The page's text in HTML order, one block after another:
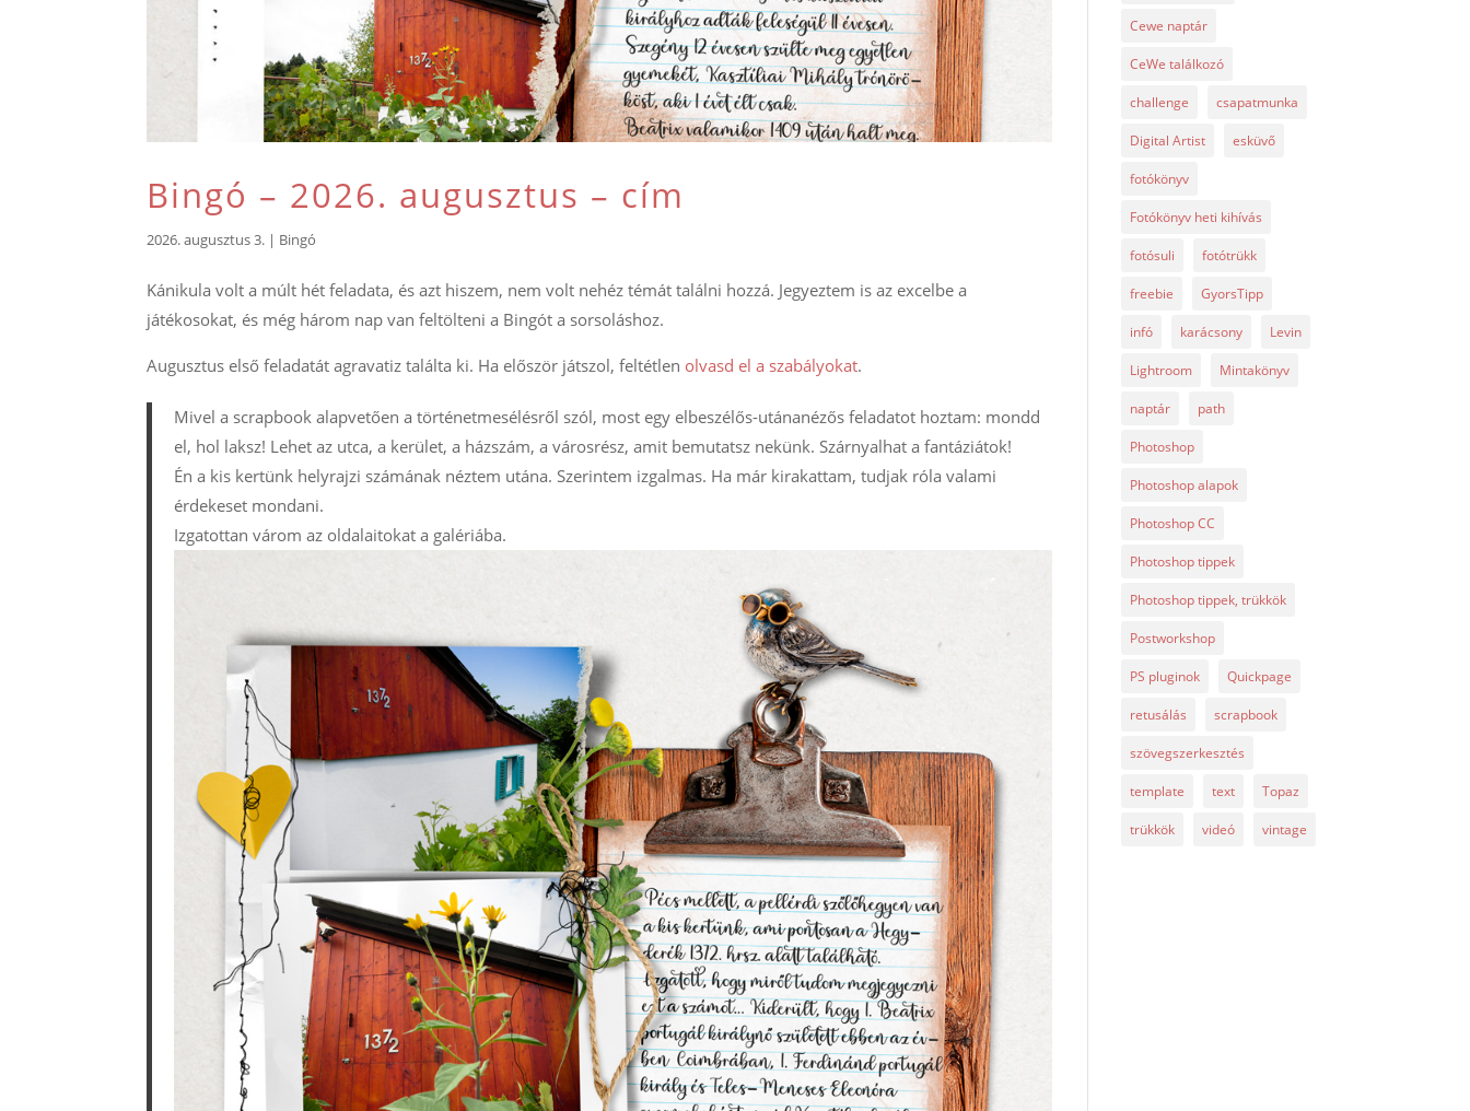
Bingó – 2026. augusztus – cím
2026. augusztus 3. | Bingó
Kánikula volt a múlt hét feladata, és azt hiszem, nem volt nehéz témát találni hozzá. Jegyeztem is az excelbe a
játékosokat, és még három nap van feltölteni a Bingót a sorsoláshoz.
Augusztus első feladatát agravatiz találta ki. Ha először játszol, feltétlen olvasd el a szabályokat.
Mivel a scrapbook alapvetően a történetmesélésről szól, most egy elbeszélős-utánanézős feladatot hoztam: mondd
el, hol laksz! Lehet az utca, a kerület, a házszám, a városrész, amit bemutatsz nekünk. Szárnyalhat a fantáziátok!
Én a kis kertünk helyrajzi számának néztem utána. Szerintem izgalmas. Ha már kirakattam, tudjak róla valami
érdekeset mondani.
Izgatottan várom az oldalaitokat a galériába.
Cewe naptár
CeWe találkozó
challenge csapatmunka
Digital Artist esküvő
fotókönyv
Fotókönyv heti kihívás
fotósuli fotótrükk
freebie GyorsTipp
infó karácsony Levin
Lightroom Mintakönyv
naptár path
Photoshop
Photoshop alapok
Photoshop CC
Photoshop tippek
Photoshop tippek, trükkök
Postworkshop
PS pluginok Quickpage
retusálás scrapbook
szövegszerkesztés
template text Topaz
trükkök videó vintage